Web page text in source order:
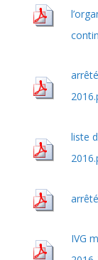
liste
IVG